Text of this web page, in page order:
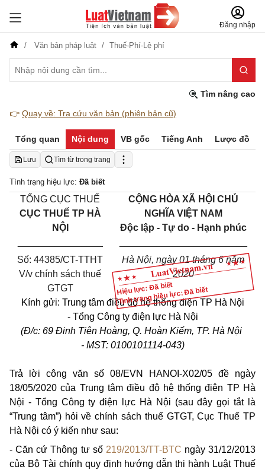
Đăng nhập
Văn bản pháp luật Thuế-Phí-Lệ phí
Tìm nâng cao
👉 Quay về: Tra cứu văn bản (phiên bản cũ)
Tổng quan Nội dung VB gốc Tiếng Anh Lược đồ
Lưu Tìm từ trong trang
Tình trạng hiệu lực: Đã biết
Hiệu lực: Đã biết
Tình trạng hiệu lực: Đã biết
TỔNG CỤC THUẾ
CỤC THUẾ TP HÀ
NỘI
CỘNG HÒA XÃ HỘI CHỦ
NGHĨA VIỆT NAM
Độc lập - Tự do - Hạnh phúc
Số: 44385/CT-TTHT
V/v chính sách thuế
GTGT
Hà Nội, ngày01tháng6năm
2020
Kính gửi: Trung tâm điều độ hệ thống điện TP Hà Nội
- Tổng Công ty điện lực Hà Nội
(Đ/c: 69 Đinh Tiên Hoàng, Q. Hoàn Kiếm, TP. Hà Nội
- MST: 0100101114-043)
Trả lời công văn số 08/EVN HANOI-X02/05 đề ngày
18/05/2020 của Trung tâm điều độ hệ thống điện TP Hà
Nội - Tổng Công ty điện lực Hà Nội (sau đây gọi tắt là
“Trung tâm”) hỏi về chính sách thuế GTGT, Cục Thuế TP
Hà Nội có ý kiến như sau:
- Căn cứ Thông tư số 219/2013/TT-BTC ngày 31/12/2013
của Bộ Tài chính quy định hướng dẫn thi hành Luật Thuế